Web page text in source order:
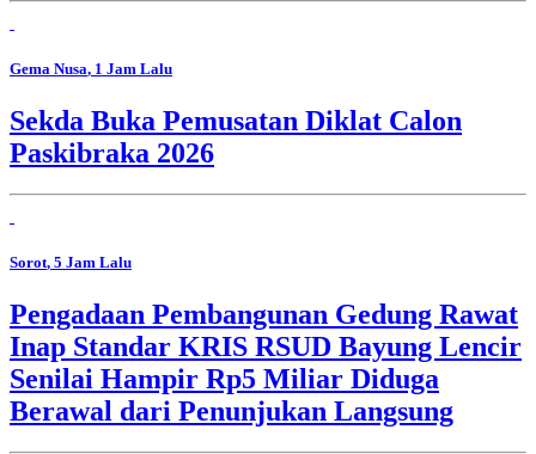
Gema Nusa, 1 Jam Lalu
Sekda Buka Pemusatan Diklat Calon
Paskibraka 2026
Sorot, 5 Jam Lalu
Pengadaan Pembangunan Gedung Rawat
Inap Standar KRIS RSUD Bayung Lencir
Senilai Hampir Rp5 Miliar Diduga
Berawal dari Penunjukan Langsung